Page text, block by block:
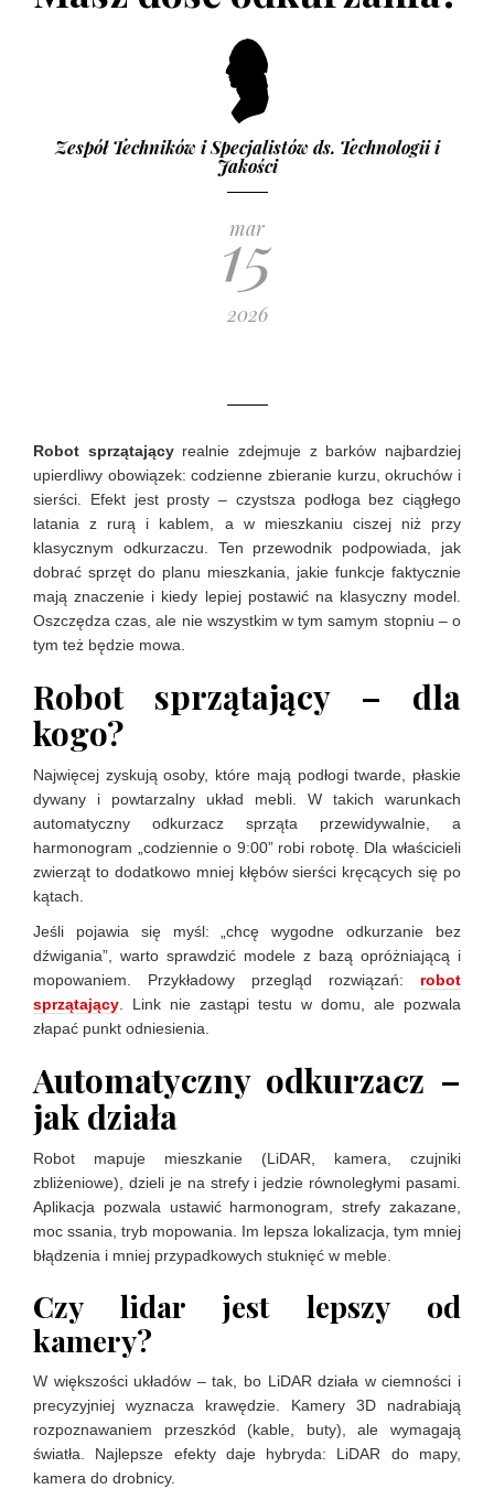
Co i kiedy kupimy taniej?
Zespół Techników i Specjalistów ds. Technologii i
Jakości
mar
15
2026
Robot sprzątającyrealnie zdejmuje z barków najbardziej
upierdliwy obowiązek: codzienne zbieranie kurzu, okruchów i
sierści. Efekt jest prosty – czystsza podłoga bez ciągłego
latania z rurą i kablem, a w mieszkaniu ciszej niż przy
klasycznym odkurzaczu. Ten przewodnik podpowiada, jak
dobrać sprzęt do planu mieszkania, jakie funkcje faktycznie
mają znaczenie i kiedy lepiej postawić na klasyczny model.
Oszczędza czas, ale nie wszystkim w tym samym stopniu – o
tym też będzie mowa.
Robot sprzątający – dla
kogo?
Najwięcej zyskują osoby, które mają podłogi twarde, płaskie
dywany i powtarzalny układ mebli. W takich warunkach
automatyczny odkurzacz sprząta przewidywalnie, a
harmonogram „codziennie o 9:00” robi robotę. Dla właścicieli
zwierząt to dodatkowo mniej kłębów sierści kręcących się po
kątach.
Jeśli pojawia się myśl: „chcę wygodne odkurzanie bez
dźwigania”, warto sprawdzić modele z bazą opróżniającą i
mopowaniem. Przykładowy przegląd rozwiązań: robot
sprzątający . Link nie zastąpi testu w domu, ale pozwala
złapać punkt odniesienia.
Automatyczny odkurzacz –
jak działa
Robot mapuje mieszkanie (LiDAR, kamera, czujniki
zbliżeniowe), dzieli je na strefy i jedzie równoległymi pasami.
Aplikacja pozwala ustawić harmonogram, strefy zakazane,
moc ssania, tryb mopowania. Im lepsza lokalizacja, tym mniej
błądzenia i mniej przypadkowych stuknięć w meble.
Czy lidar jest lepszy od
kamery?
W większości układów – tak, bo LiDAR działa w ciemności i
precyzyjniej wyznacza krawędzie. Kamery 3D nadrabiają
rozpoznawaniem przeszkód (kable, buty), ale wymagają
światła. Najlepsze efekty daje hybryda: LiDAR do mapy,
kamera do drobnicy.